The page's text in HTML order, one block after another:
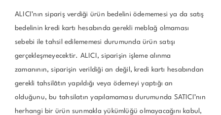
ALICI’nın sipariş verdiği ürün bedelini ödememesi ya da satış
bedelinin kredi kartı hesabında gerekli meblağ olmaması
sebebi ile tahsil edilememesi durumunda ürün satışı
gerçekleşmeyecektir. ALICI, siparişin işleme alınma
zamanının, siparişin verildiği an değil, kredi kartı hesabından
gerekli tahsilâtın yapıldığı veya ödemeyi yaptığı an
olduğunu, bu tahsilatın yapılamaması durumunda SATICI’nın
herhangi bir ürün sunmakla yükümlüğü olmayacağını kabul,